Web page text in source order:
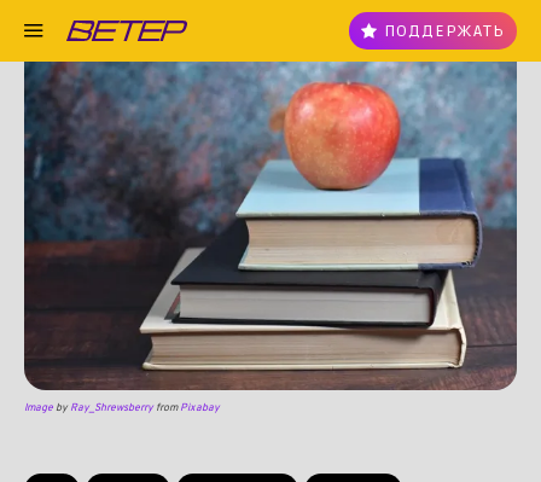
ПОДДЕРЖАТЬ
Image byRay_ShrewsberryfromPixabay